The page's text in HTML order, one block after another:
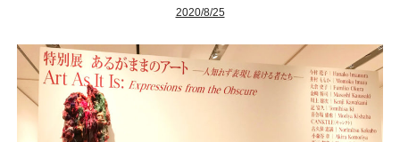
2020/8/25